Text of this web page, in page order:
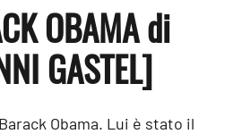
OBAMA di
GASTEL]
Obama. Lui è stato il